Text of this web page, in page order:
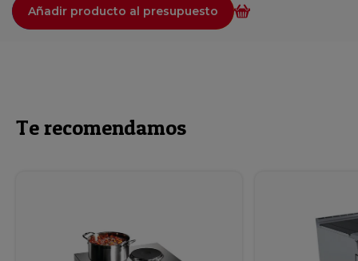
Añadir producto al presupuesto
Te recomendamos